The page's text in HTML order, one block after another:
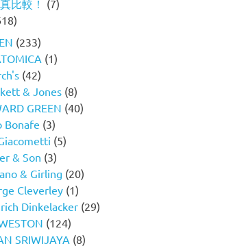
比較！ (7)
(233)
(1)
(42)
& Jones (8)
GREEN (40)
Bonafe (3)
(5)
& Son (3)
& Girling (20)
Cleverley (1)
Dinkelacker (29)
(124)
SRIWIJAYA (8)